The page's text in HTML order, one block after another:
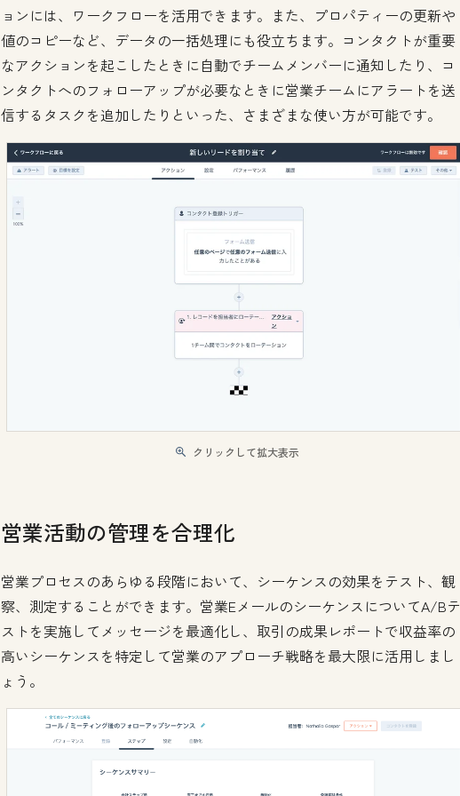
ョンには、ワークフローを活用できます。また、プロパティーの更新や
値のコピーなど、データの一括処理にも役立ちます。コンタクトが重要
なアクションを起こしたときに自動でチームメンバーに通知したり、コ
ンタクトへのフォローアップが必要なときに営業チームにアラートを送
信するタスクを追加したりといった、さまざまな使い方が可能です。
クリックして拡大表示
営業活動の管理を合理化
営業プロセスのあらゆる段階において、シーケンスの効果をテスト、観
察、測定することができます。営業EメールのシーケンスについてA/Bテ
ストを実施してメッセージを最適化し、取引の成果レポートで収益率の
高いシーケンスを特定して営業のアプローチ戦略を最大限に活用しまし
ょう。